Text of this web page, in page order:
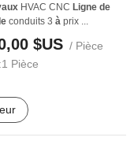
HVAC CNC Ligne de
conduits 3 à prix ...
$US / Pièce
1 Pièce